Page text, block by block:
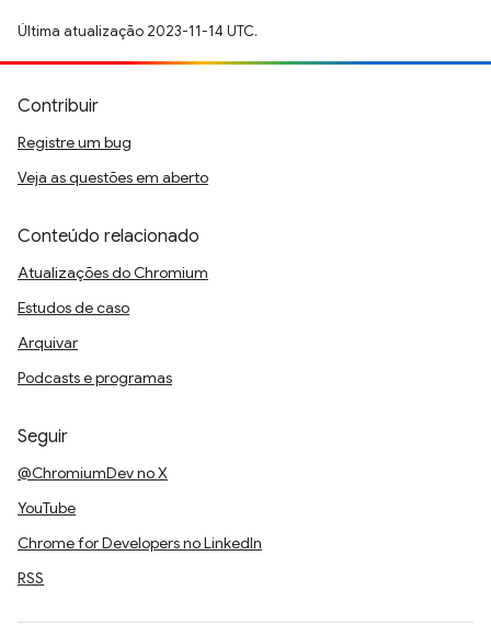
Última atualização 2023-11-14 UTC.
Contribuir
Registre um bug
Veja as questões em aberto
Conteúdo relacionado
Atualizações do Chromium
Estudos de caso
Arquivar
Podcasts e programas
Seguir
@ChromiumDev no X
YouTube
Chrome for Developers no LinkedIn
RSS